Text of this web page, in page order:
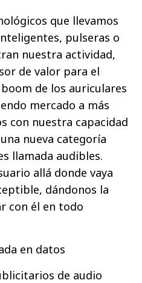
que llevamos
pulseras o
nuestra actividad,
de valor para el
de los auriculares
mercado a más
con nuestra capacidad
nueva categoría
llamada audibles.
allá donde vaya
dándonos la
con él en todo
en datos
de audio